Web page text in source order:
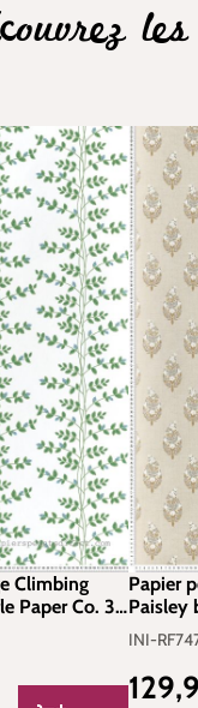
Climbing
Paper Co. 3
INI-RF7425
Papier
Paisley
3 de
RF7474
INI-
Prix